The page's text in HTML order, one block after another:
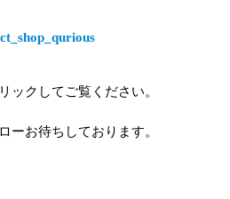
ックしてご覧ください。
ーお待ちしております。